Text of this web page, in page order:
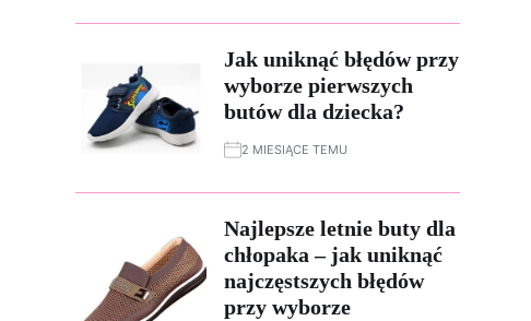
Jak uniknąć błędów przy
wyborze pierwszych
butów dla dziecka?
2 MIESIĄCE TEMU
Najlepsze letnie buty dla
chłopaka – jak uniknąć
najczęstszych błędów
przy wyborze